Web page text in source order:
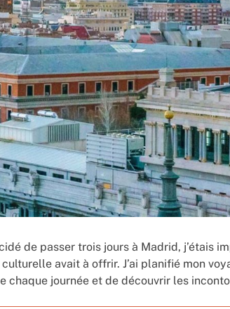
de passer trois jours à Madrid, j’étais
avait à offrir. J’ai planifié mon
chaque journée et de découvrir les